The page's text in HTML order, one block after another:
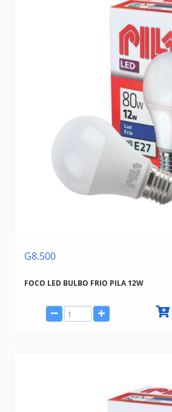
G8.500
FOCO LED BULBO FRIO PILA 12W